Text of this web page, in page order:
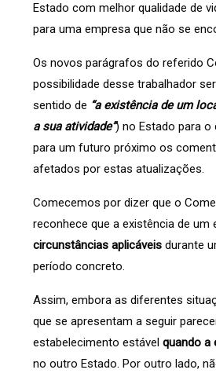
Estado com melhor qualidade de
para uma empresa que não se
Os novos parágrafos do referido
possibilidade desse trabalhador
sentido de “a existência de um
a sua atividade”) no Estado para o
para um futuro próximo os
afetados por estas atualizações.
Comecemos por dizer que o
reconhece que a existência de
circunstâncias aplicáveis durante
período concreto.
Assim, embora as diferentes
que se apresentam a seguir
estabelecimento estável quando a
no outro Estado. Por outro lado,